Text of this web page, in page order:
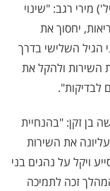
מירי רגב: "שינוי
יחסוך את
הגיל השלישי בדרך
השירות ולהקל את
לבדיקות".
בן זקן: "בהנחיית
את השירות
ויקל על נהגים בני
זכה לתמיכה